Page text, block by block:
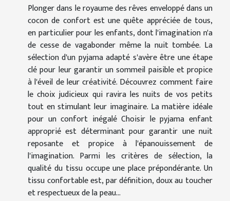
Plonger dans le royaume des rêves enveloppé dans un
cocon de confort est une quête appréciée de tous,
en particulier pour les enfants, dont l'imagination n'a
de cesse de vagabonder même la nuit tombée. La
sélection d'un pyjama adapté s'avère être une étape
clé pour leur garantir un sommeil paisible et propice
à l'éveil de leur créativité. Découvrez comment faire
le choix judicieux qui ravira les nuits de vos petits
tout en stimulant leur imaginaire. La matière idéale
pour un confort inégalé Choisir le pyjama enfant
approprié est déterminant pour garantir une nuit
reposante et propice à l'épanouissement de
l'imagination. Parmi les critères de sélection, la
qualité du tissu occupe une place prépondérante. Un
tissu confortable est, par définition, doux au toucher
et respectueux de la peau...